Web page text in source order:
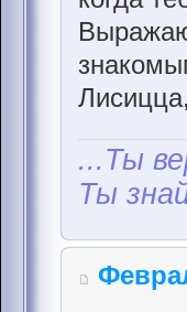
...Ты
Ты